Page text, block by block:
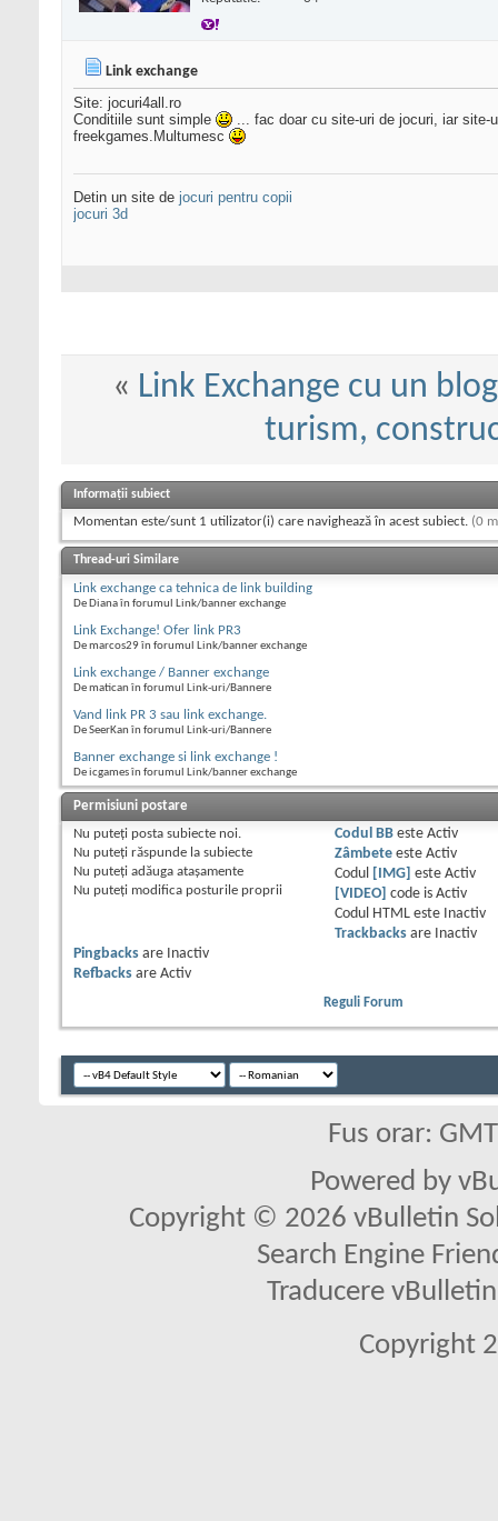
Link exchange
Site: jocuri4all.ro
Conditiile sunt simple
... fac doar cu site-uri de jocuri, iar site-
freekgames.Multumesc
Detin un site de jocuri pentru copii
jocuri 3d
« Link Exchange cu un
turism,
Informații subiect
Momentan este/sunt 1 utilizator(i) care navighează în acest subiect. (0
Thread-uri Similare
Link exchange ca tehnica de link building
De Diana în forumul Link/banner exchange
Link Exchange! Ofer link PR3
De marcos29 în forumul Link/banner exchange
Link exchange / Banner exchange
De matican în forumul Link-uri/Bannere
Vand link PR 3 sau link exchange.
De SeerKan în forumul Link-uri/Bannere
Banner exchange si link exchange !
De icgames în forumul Link/banner exchange
Permisiuni postare
Nu puteţi posta subiecte noi.
Nu puteţi răspunde la subiecte
Nu puteţi adăuga ataşamente
Nu puteţi modifica posturile proprii
Codul BBeste Activ
Zâmbeteeste Activ
Codul
[IMG] este Activ
[VIDEO]
code is Activ
Codul HTML este
Inactiv
Trackbacksare
Inactiv
Pingbacks are
Inactiv
Refbacks are Activ
Reguli Forum
Fus orar:
Powered by
Copyright © 2026 vBulletin
Search Engine
Traducere
Copyright